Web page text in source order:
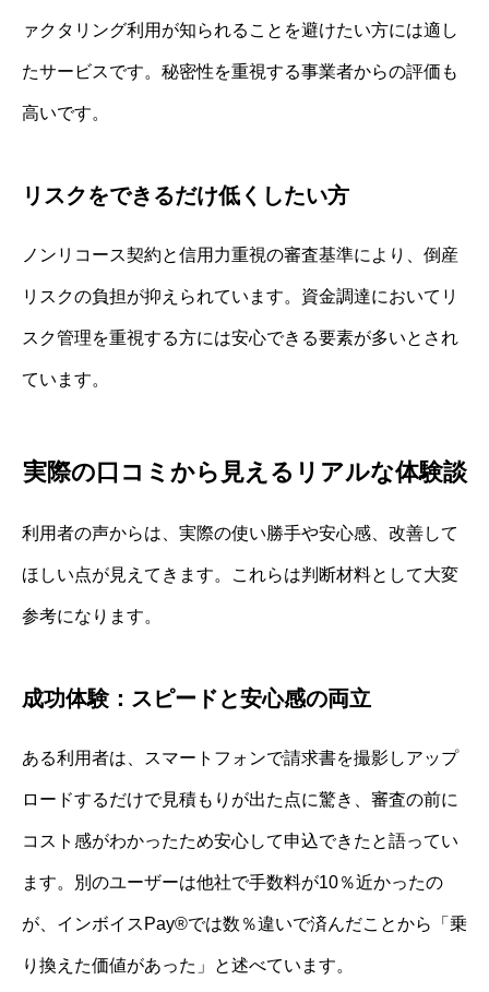
ァクタリング利用が知られることを避けたい方には適し
たサービスです。秘密性を重視する事業者からの評価も
高いです。
リスクをできるだけ低くしたい方
ノンリコース契約と信用力重視の審査基準により、倒産
リスクの負担が抑えられています。資金調達においてリ
スク管理を重視する方には安心できる要素が多いとされ
ています。
実際の口コミから見えるリアルな体験談
利用者の声からは、実際の使い勝手や安心感、改善して
ほしい点が見えてきます。これらは判断材料として大変
参考になります。
成功体験：スピードと安心感の両立
ある利用者は、スマートフォンで請求書を撮影しアップ
ロードするだけで見積もりが出た点に驚き、審査の前に
コスト感がわかったため安心して申込できたと語ってい
ます。別のユーザーは他社で手数料が10％近かったの
が、インボイスPay®では数％違いで済んだことから「乗
り換えた価値があった」と述べています。